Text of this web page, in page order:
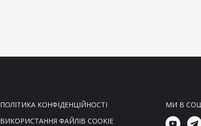
ПОЛІТИКА КОНФІДЕНЦІЙНОСТІ
ВИКОРИСТАННЯ ФАЙЛІВ COOKIE
МИ В